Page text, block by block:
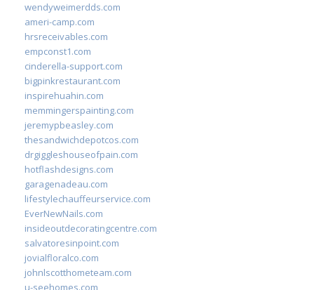
wendyweimerdds.com
ameri-camp.com
hrsreceivables.com
empconst1.com
cinderella-support.com
bigpinkrestaurant.com
inspirehuahin.com
memmingerspainting.com
jeremypbeasley.com
thesandwichdepotcos.com
drgiggleshouseofpain.com
hotflashdesigns.com
garagenadeau.com
lifestylechauffeurservice.com
EverNewNails.com
insideoutdecoratingcentre.com
salvatoresinpoint.com
jovialfloralco.com
johnlscotthometeam.com
u-seehomes.com